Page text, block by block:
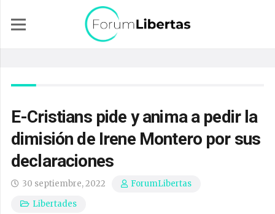
E-Cristians pide y anima a pedir la
dimisión de Irene Montero por sus
declaraciones
30 septiembre, 2022
ForumLibertas
Libertades